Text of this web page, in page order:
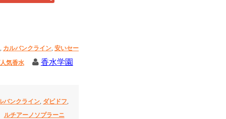
, カルバンクライン, 安いセー
気香水 香水学園
バンクライン, ダビドフ,
ルチアーノソプラーニ